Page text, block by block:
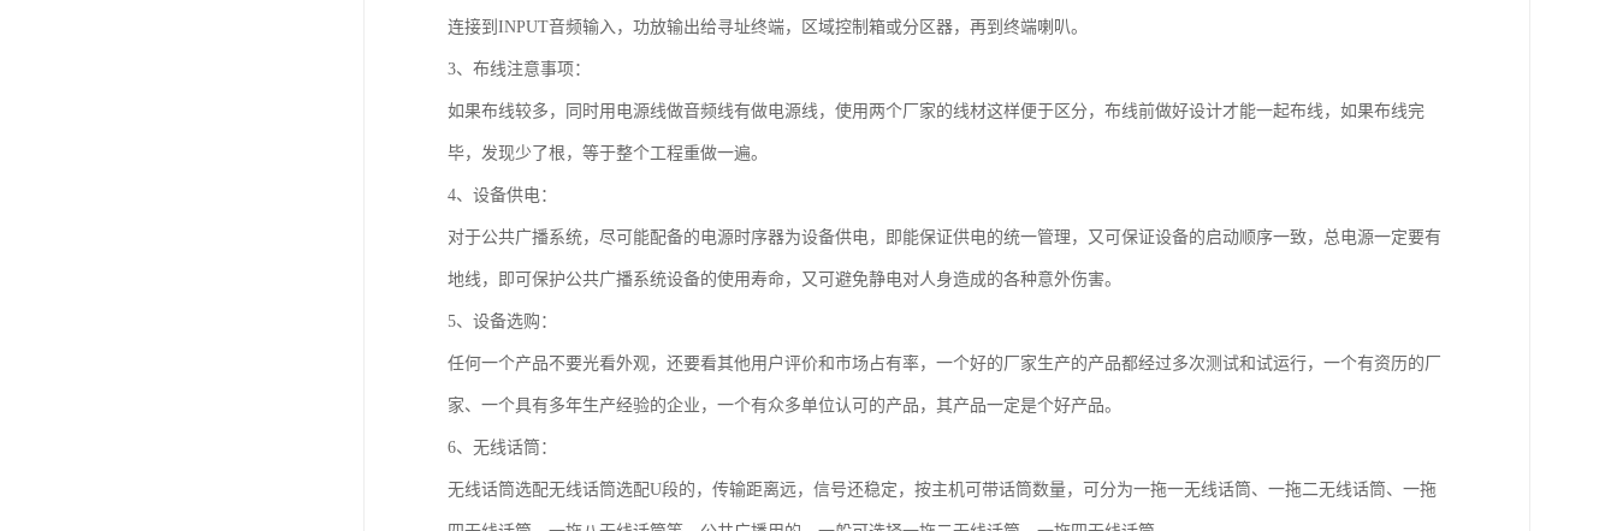
连接到INPUT音频输入，功放输出给寻址终端，区域控制箱或分区器，再到终端喇叭。
3、布线注意事项：
如果布线较多，同时用电源线做音频线有做电源线，使用两个厂家的线材这样便于区分，布线前做好设计才能一起布线，如果布线完
毕，发现少了根，等于整个工程重做一遍。
4、设备供电：
对于公共广播系统，尽可能配备的电源时序器为设备供电，即能保证供电的统一管理，又可保证设备的启动顺序一致，总电源一定要有
地线，即可保护公共广播系统设备的使用寿命，又可避免静电对人身造成的各种意外伤害。
5、设备选购：
任何一个产品不要光看外观，还要看其他用户评价和市场占有率，一个好的厂家生产的产品都经过多次测试和试运行，一个有资历的厂
家、一个具有多年生产经验的企业，一个有众多单位认可的产品，其产品一定是个好产品。
6、无线话筒：
无线话筒选配无线话筒选配U段的，传输距离远，信号还稳定，按主机可带话筒数量，可分为一拖一无线话筒、一拖二无线话筒、一拖